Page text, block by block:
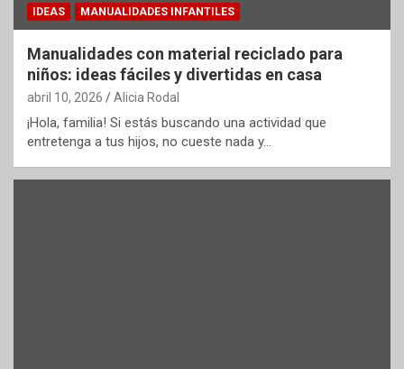
IDEAS MANUALIDADES INFANTILES
Manualidades con material reciclado para
niños: ideas fáciles y divertidas en casa
abril 10, 2026 Alicia Rodal
¡Hola, familia! Si estás buscando una actividad que
entretenga a tus hijos, no cueste nada y…